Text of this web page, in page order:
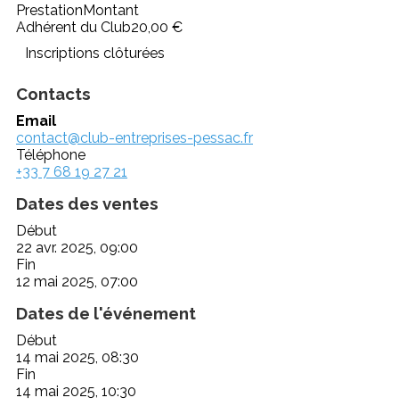
PrestationMontant
Adhérent du Club20,00 €
Inscriptions clôturées
Contacts
Email
contact@club-entreprises-pessac.fr
Téléphone
+33 7 68 19 27 21
Dates des ventes
Début
22 avr. 2025, 09:00
Fin
12 mai 2025, 07:00
Dates de l'événement
Début
14 mai 2025, 08:30
Fin
14 mai 2025, 10:30